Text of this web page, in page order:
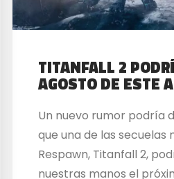
TITANFALL 2
AGOSTO DE ESTE
Un nuevo rumor podría
que una de las secuelas
Respawn, Titanfall 2,
nuestras manos el